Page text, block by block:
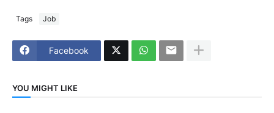
Tags Job
Facebook
YOU MIGHT LIKE